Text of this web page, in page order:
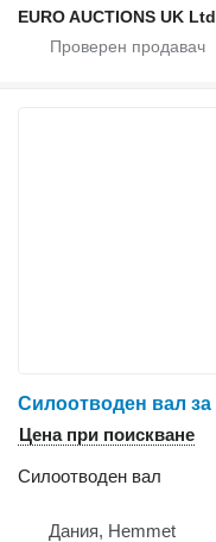
EURO AUCTIONS UK Ltd
Цена при поискване
Силоотводен вал
Дания, Hemmet